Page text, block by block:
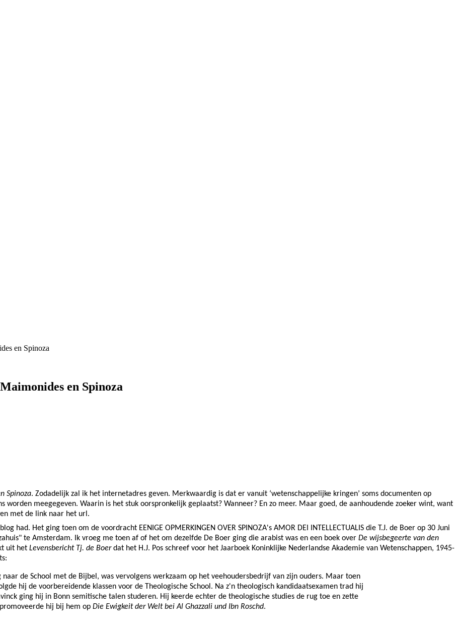
en Spinoza
en Spinoza
Spinoza. Zodadelijk zal ik het internetadres geven. Merkwaardig is dat er vanuit ‘wetenschappelijke kringen’ soms documenten op
meegegeven. Waarin is het stuk oorspronkelijk geplaatst? Wanneer? En zo meer. Maar goed, de aanhoudende zoeker wint, want
met de link naar het url.
had. Het ging toen om de voordracht EENIGE OPMERKINGEN OVER SPINOZA's AMOR DEI INTELLECTUALIS die T.J. de Boer op 30 Juni
te Amsterdam. Ik vroeg me toen af of het om dezelfde De Boer ging die arabist was en een boek over De wijsbegeerte van den
uit het Levensbericht Tj. de Boerdat het H.J. Pos schreef voor het Jaarboek Koninklijke Nederlandse Akademie van Wetenschappen, 1945-
de School met de Bijbel, was vervolgens werkzaam op het veehoudersbedrijf van zijn ouders. Maar toen
hij de voorbereidende klassen voor de Theologische School. Na z'n theologisch kandidaatsexamen trad hij
ging hij in Bonn semitische talen studeren. Hij keerde echter de theologische studies de rug toe en zette
hij bij hem op Die Ewigkeit der Welt bei Al Ghazzali und Ibn Roschd.